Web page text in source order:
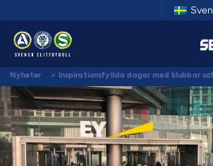
Nyheter > Inspirationsfyllda dagar med klubbar